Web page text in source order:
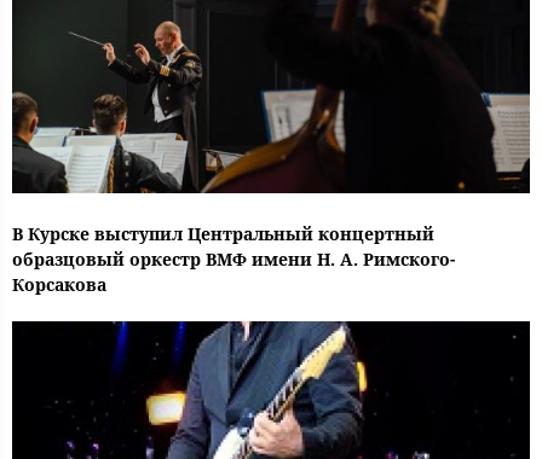
В Курске выступил Центральный концертный
образцовый оркестр ВМФ имени Н. А. Римского-
Корсакова